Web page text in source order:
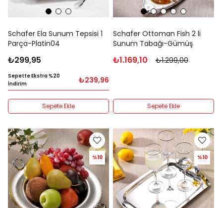
Schafer Ela Sunum Tepsisi 1
Parça-Platin04
₺299,95
Sepette Ekstra %20
İndirim
₺239,96
Sepete Ekle
Schafer Ottoman Fish 2 li
Sunum Tabağı-Gümüş
₺1.169,10 ₺1.299,00
Sepete Ekle
%10 %10